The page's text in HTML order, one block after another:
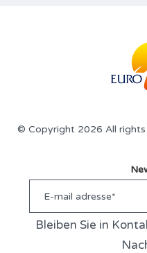
© Copyright 2026 All rights
Bleiben Sie in